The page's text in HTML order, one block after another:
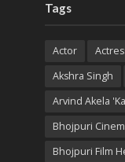
Tags
Actor
Akshra Singh
Arvind Akela
Bhojpuri
Bhojpuri Film